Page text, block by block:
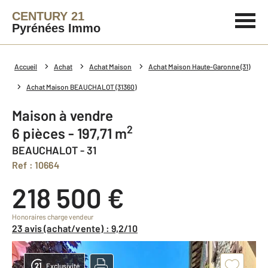
CENTURY 21
Pyrénées Immo
Accueil Achat Achat Maison Achat Maison Haute-Garonne (31)
Achat Maison BEAUCHALOT (31360)
Maison à vendre
6 pièces - 197,71 m2
BEAUCHALOT - 31
Ref : 10664
218 500 €
Honoraires charge vendeur
23 avis (achat/vente) : 9,2/10
Exclusivité